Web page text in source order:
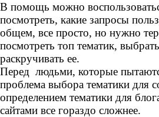
В помощь можно
посмотреть, какие запросы
общем, все просто, но нужно
посмотреть топ тематик,
раскручивать ее.
Перед людьми, которые
проблема выбора тематики для
определением тематики для
сайтами все гораздо сложнее.